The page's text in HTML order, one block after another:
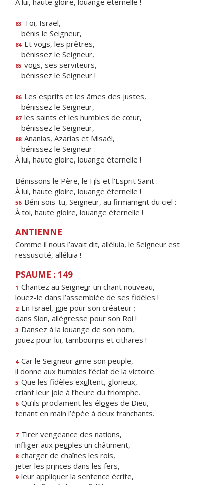
83 Toi, Israël,
bénis le Seigneur,
84 Et vous, les prêtres,
bénissez le Seigneur,
85 vous, ses serviteurs,
bénissez le Seigneur !
86 Les esprits et les âmes des justes,
bénissez le Seigneur,
87 les saints et les humbles de cœur,
bénissez le Seigneur,
88 Ananias, Azarias et Misaël,
bénissez le Seigneur :
À lui, haute gloire, louange éternelle !
Bénissons le Père, le Fils et l'Esprit Saint :
À lui, haute gloire, louange éternelle !
56 Béni sois-tu, Seigneur, au firmament du ciel :
À toi, haute gloire, louange éternelle !
ANTIENNE
Comme il nous l’avait dit, alléluia, le Seigneur est
ressuscité, alléluia !
PSAUME : 149
1 Chantez au Seigneur un chant nouveau,
louez-le dans l’assemblée de ses fidèles !
2 En Israël, joie pour son créateur ;
dans Sion, allégresse pour son Roi !
3 Dansez à la louange de son nom,
jouez pour lui, tambourins et cithares !
4 Car le Seigneur aime son peuple,
il donne aux humbles l’éclat de la victoire.
5 Que les fidèles exultent, glorieux,
criant leur joie à l’heure du triomphe.
6 Qu’ils proclament les éloges de Dieu,
tenant en main l’épée à deux tranchants.
7 Tirer vengeance des nations,
infliger aux peuples un châtiment,
8 charger de chaînes les rois,
jeter les princes dans les fers,
9 leur appliquer la sentence écrite,